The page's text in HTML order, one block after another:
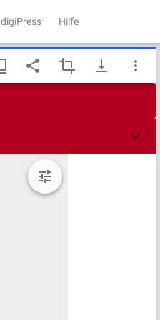
digiPress Hilfe